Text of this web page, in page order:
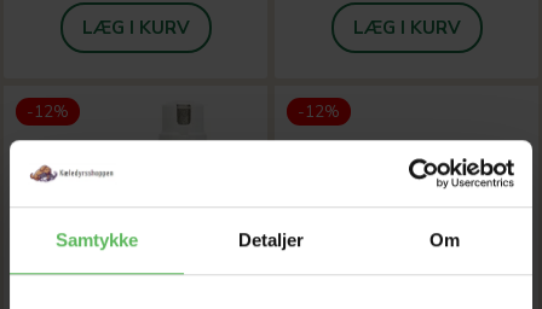
Samtykke Detaljer Om
LÆG I KURV LÆG I KURV
-12% -12%